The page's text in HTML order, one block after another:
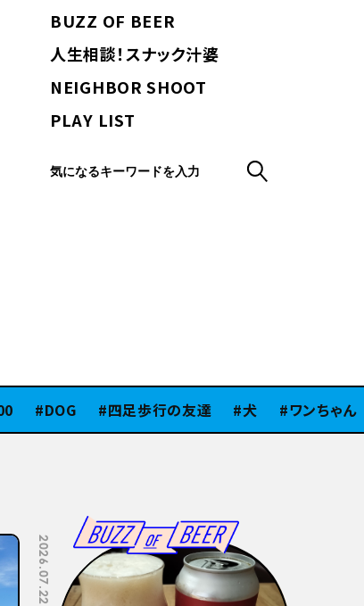
BUZZ OF BEER
人生相談！スナック汁婆
NEIGHBOR SHOOT
PLAY LIST
DOG 四足歩行の友達 犬 ワンちゃん
2026.07.08